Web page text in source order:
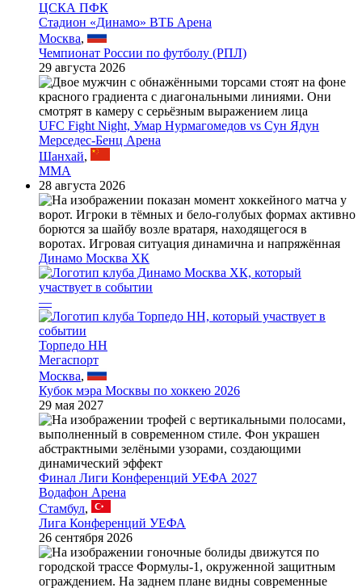
ЦСКА ПФК
Стадион «Динамо» ВТБ Арена
Москва,
Чемпионат России по футболу (РПЛ)
29 августа 2026
UFC Fight Night, Умар Нурмагомедов vs Сун Ядун
Мерседес-Бенц Арена
Шанхай,
MMA
28 августа 2026
Динамо Москва ХК
—
Торпедо НН
Мегаспорт
Москва,
Кубок мэра Москвы по хоккею 2026
29 мая 2027
Финал Лиги Конференций УЕФА 2027
Водафон Арена
Стамбул,
Лига Конференций УЕФА
26 сентября 2026